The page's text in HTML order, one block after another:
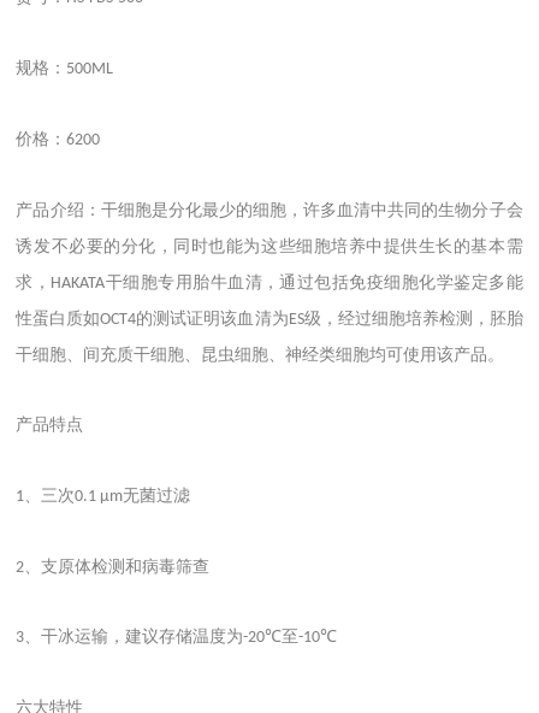
规格： 500ML
价格：6200
产品介绍：干细胞是分化最少的细胞，许多血清中共同的生物分子会
诱发不必要的分化，同时也能为这些细胞培养中提供生长的基本需
求， HAKATA干细胞专用胎牛血清，通过包括免疫细胞化学鉴定多能
性蛋白质如OCT4的测试证明该血清为ES级，经过细胞培养检测，胚胎
干细胞、间充质干细胞、昆虫细胞、神经类细胞均可使用该产品。
产品特点
1 、三次0.1 μm无菌过滤
2 、支原体检测和病毒筛查
3、干冰运输，建议存储温度为-20℃至-10℃
六大特性